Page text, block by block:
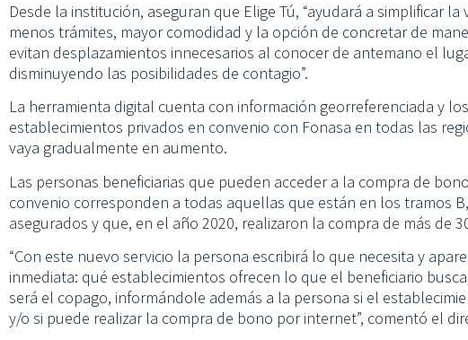
Desde la institución, aseguran que Elige Tú, “ayudará a simplificar
menos trámites, mayor comodidad y la opción de concretar de
evitan desplazamientos innecesarios al conocer de antemano el
disminuyendo las posibilidades de contagio”.
La herramienta digital cuenta con información georreferenciada y
establecimientos privados en convenio con Fonasa en todas las
vaya gradualmente en aumento.
Las personas beneficiarias que pueden acceder a la compra de
convenio corresponden a todas aquellas que están en los tramos
asegurados y que, en el año 2020, realizaron la compra de más de
“Con este nuevo servicio la persona escribirá lo que necesita y
inmediata: qué establecimientos ofrecen lo que el beneficiario
será el copago, informándole además a la persona si el
y/o si puede realizar la compra de bono por internet”, comentó el